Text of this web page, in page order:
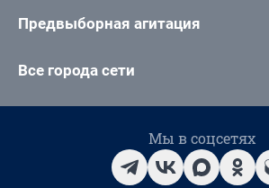
Предвыборная агитация
Все города сети
Мы в соцсетях